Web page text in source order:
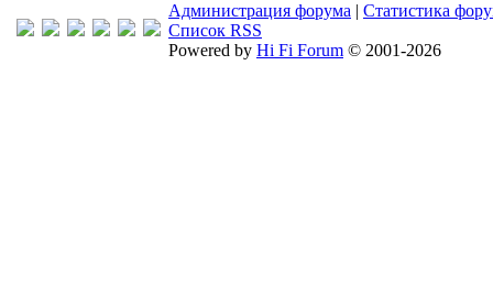
Администрация форума | Статистика
Список RSS
Powered by Hi Fi Forum © 2001-2026